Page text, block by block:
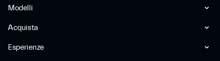
Modelli
Acquista
Esperienze